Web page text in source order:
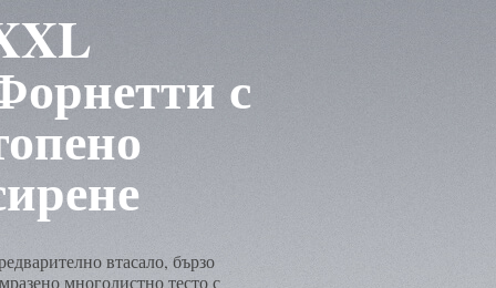
с
втасало, бързо
многолистно тесто с